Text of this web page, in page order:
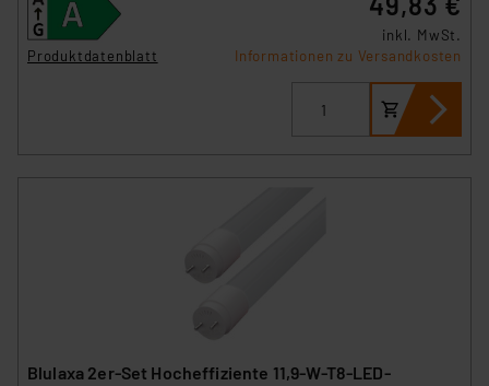
Produktdatenblatt
inkl. MwSt.
Informationen zu Versandkosten
Blulaxa 2er-Set Hocheffiziente 11,9-W-T8-LED-